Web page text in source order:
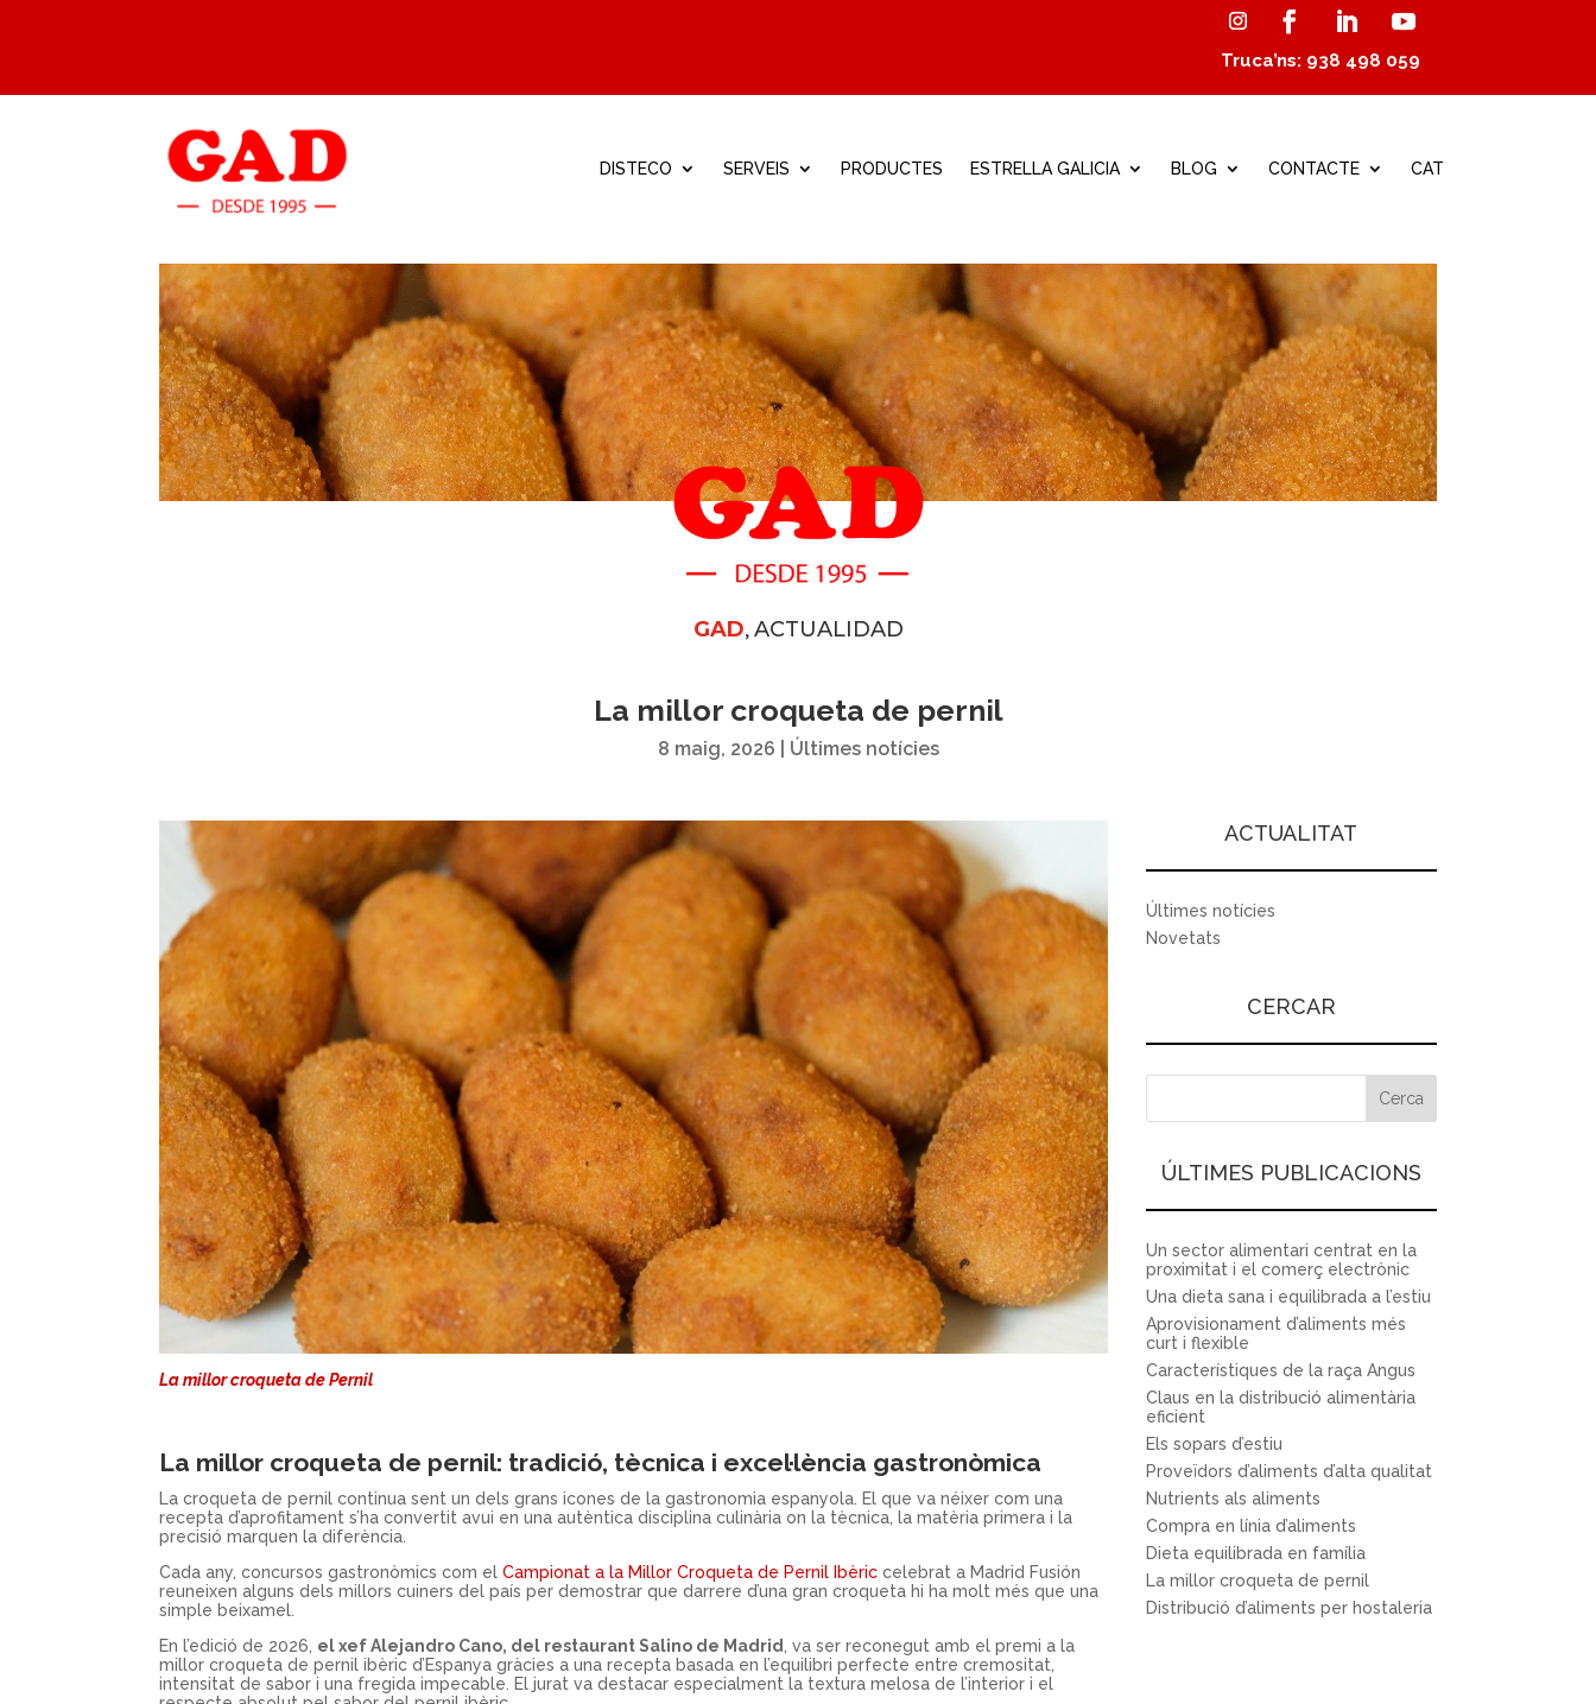
Truca’ns: 938 498 059
DISTECO SERVEIS PRODUCTES ESTRELLA GALICIA BLOG CONTACTE CAT
GAD, ACTUALIDAD
La millor croqueta de pernil
8 maig, 2026 Últimes notícies
La millor croqueta de Pernil
La millor croqueta de pernil: tradició, tècnica i excel·lència gastronòmica
La croqueta de pernil continua sent un dels grans icones de la gastronomia espanyola. El que va néixer com una
recepta d’aprofitament s’ha convertit avui en una autèntica disciplina culinària on la tècnica, la matèria primera i la
precisió marquen la diferència.
Cada any, concursos gastronòmics com elCampionat a la Millor Croqueta de Pernil Ibèric celebrat a Madrid Fusión
reuneixen alguns dels millors cuiners del país per demostrar que darrere d’una gran croqueta hi ha molt més que una
simple beixamel.
En l’edició de 2026, el xef Alejandro Cano, del restaurant Salino de Madrid
, va ser reconegut amb el premi a la
millor croqueta de pernil ibèric d’Espanya gràcies a una recepta basada en l’equilibri perfecte entre cremositat,
intensitat de sabor i una fregida impecable. El jurat va destacar especialment la textura melosa de l’interior i el
ACTUALITAT
Últimes notícies
Novetats
CERCAR
ÚLTIMES PUBLICACIONS
Un sector alimentari centrat en la
proximitat i el comerç electrònic
Una dieta sana i equilibrada a l’estiu
Aprovisionament d’aliments més
curt i flexible
Característiques de la raça Angus
Claus en la distribució alimentària
eficient
Els sopars d’estiu
Proveïdors d’aliments d’alta qualitat
Nutrients als aliments
Compra en línia d’aliments
Dieta equilibrada en família
La millor croqueta de pernil
Distribució d’aliments per hostaleria